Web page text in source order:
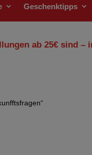
Geschenktipps
ab 25€ sind –